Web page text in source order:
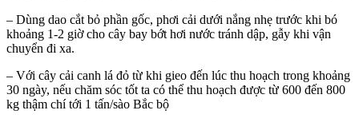
– Dùng dao cắt bỏ phần gốc, phơi cải dưới nắng nhẹ trước khi bó
khoảng 1-2 giờ cho cây bay bớt hơi nước tránh dập, gẫy khi vận
chuyển đi xa.
– Với cây cải canh lá đỏ từ khi gieo đến lúc thu hoạch trong khoảng
30 ngày, nếu chăm sóc tốt ta có thể thu hoạch được từ 600 đến 800
kg thậm chí tới 1 tấn/sào Bắc bộ